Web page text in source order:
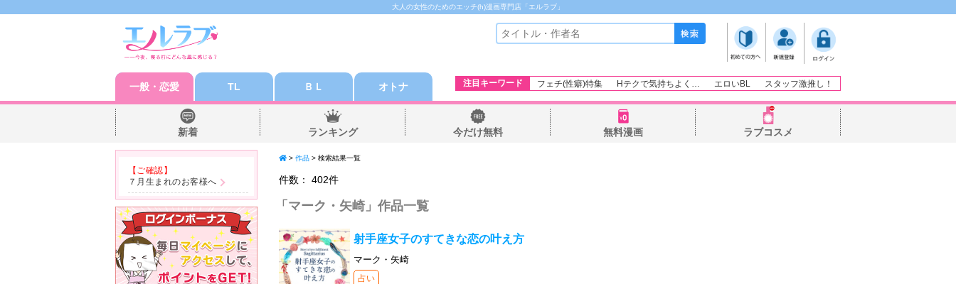
大人の女性のためのエッチ(h)漫画専門店「エルラブ」
一般・恋愛 TL ＢＬ オトナ 注目キーワード フェチ(性癖)特集 Hテクで気持ちよく… エロいBL スタッフ激推し！
新着 ランキング 今だけ無料 無料漫画 ラブコスメ
> 作品 > 検索結果一覧
件数： 402件
「 マーク・矢崎」作品一覧
射手座女子のすてきな恋の叶え方
マーク・矢崎
占い
【ご確認】
７月生まれのお客様へ